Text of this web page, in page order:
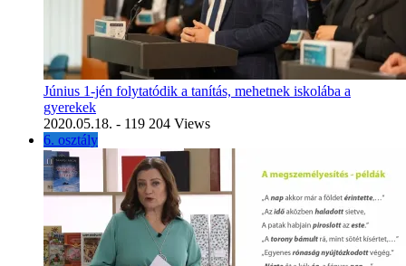
Június 1-jén folytatódik a tanítás, mehetnek iskolába a
gyerekek
2020.05.18. - 119 204 Views
6. osztály